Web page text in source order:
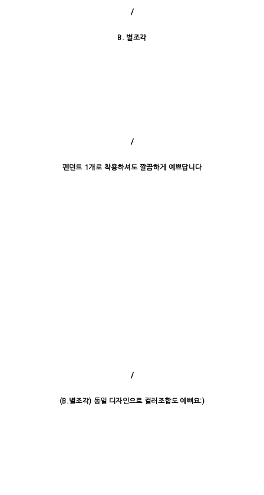
/
B. 별조각
/
펜던트 1개로 착용하셔도 깔끔하게 예쁘답니다
/
(B.별조각) 동일 디자인으로 컬러조합도 예뻐요:)